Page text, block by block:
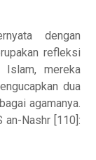
dengan
refleksi
Islam, mereka
dua
agamanya.
an-Nashr [110]: